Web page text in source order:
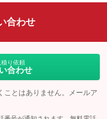
合わせ
積り依頼
合わせ
ことはありません。メールア